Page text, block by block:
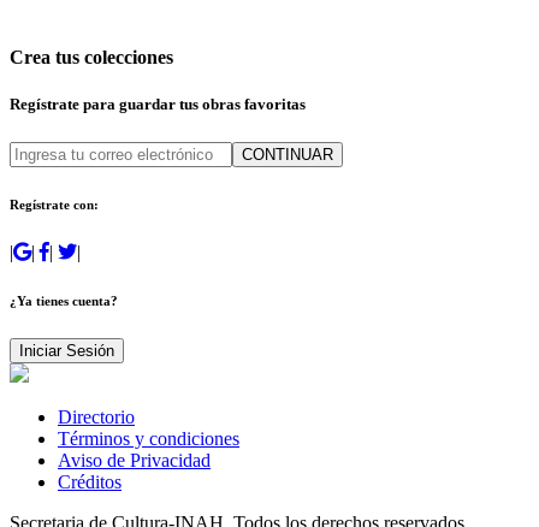
Crea tus colecciones
Regístrate para guardar tus obras favoritas
CONTINUAR
Regístrate con:
| | | |
¿Ya tienes cuenta?
Iniciar Sesión
Directorio
Términos y condiciones
Aviso de Privacidad
Créditos
Secretaria de Cultura-INAH. Todos los derechos reservados.